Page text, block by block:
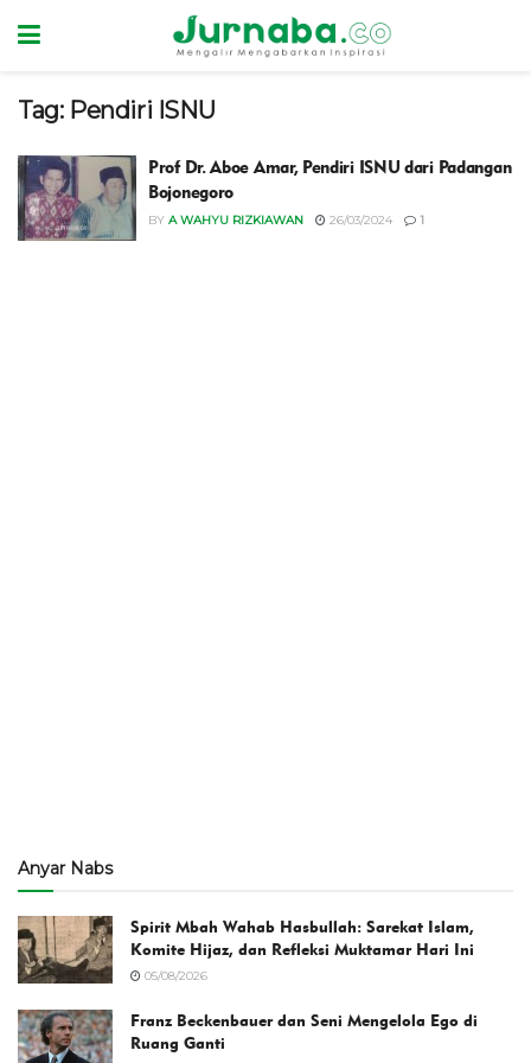
Tag: Pendiri ISNU
Prof Dr. Aboe Amar, Pendiri ISNU dari Padangan
Bojonegoro
BY A WAHYU RIZKIAWAN 26/03/2024 1
Anyar Nabs
Spirit Mbah Wahab Hasbullah: Sarekat Islam,
Komite Hijaz, dan Refleksi Muktamar Hari Ini
05/08/2026
Franz Beckenbauer dan Seni Mengelola Ego di
Ruang Ganti